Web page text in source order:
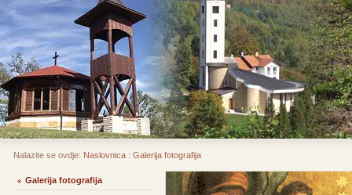
Nalazite se ovdje: Naslovnica : Galerija fotografija
Galerija fotografija